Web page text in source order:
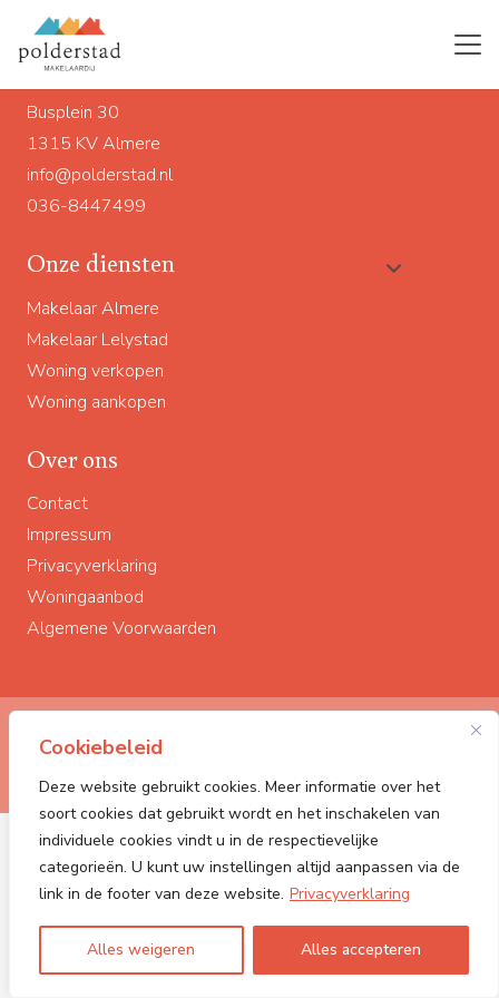
Cookiebeleid
Deze website gebruikt cookies. Meer informatie over het
soort cookies dat gebruikt wordt en het inschakelen van
individuele cookies vindt u in de respectievelijke
categorieën. U kunt uw instellingen altijd aanpassen via de
link in de footer van deze website. Privacyverklaring
Alles weigeren Alles accepteren
Ons adres
Busplein 30
1315 KV Almere
info@polderstad.nl
036-8447499
Onze diensten
Makelaar Almere
Makelaar Lelystad
Woning verkopen
Woning aankopen
Over ons
Contact
Impressum
Privacyverklaring
Woningaanbod
Algemene Voorwaarden
Powered by:PONCK | The Web Company